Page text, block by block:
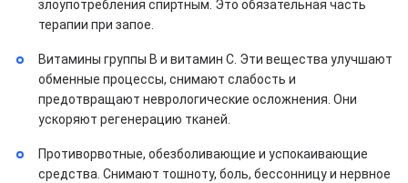
злоупотребления спиртным. Это обязательная часть
терапии при запое.
Витамины группы B и витамин C. Эти вещества улучшают
обменные процессы, снимают слабость и
предотвращают неврологические осложнения. Они
ускоряют регенерацию тканей.
Противорвотные, обезболивающие и успокаивающие
средства. Снимают тошноту, боль, бессонницу и нервное